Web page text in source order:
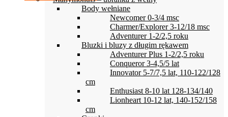
Body wełniane
Newcomer 0-3/4 msc
Charmer/Explorer 3-12/18 msc
Adventurer 1-2/2,5 roku
Bluzki i bluzy z długim rękawem
Adventurer Plus 1-2/2,5 roku
Conqueror 3-4,5/5 lat
Innovator 5-7/7,5 lat, 110-122/128
cm
Enthusiast 8-10 lat 128-134/140
Lionheart 10-12 lat, 140-152/158
cm